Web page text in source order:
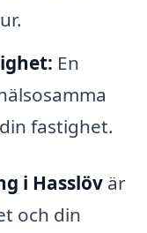
En
fastighet.
i Hasslöv är
och din